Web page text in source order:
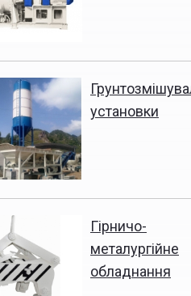
установки
Гірничо-
металургійне
обладнання